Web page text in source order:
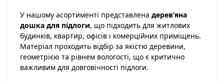
У нашому асортименті представлена дерев’яна
дошка для підлоги, що підходить для житлових
будинків, квартир, офісів і комерційних приміщень.
Матеріал проходить відбір за якістю деревини,
геометрією та рівнем вологості, що є критично
важливим для довговічності підлоги.